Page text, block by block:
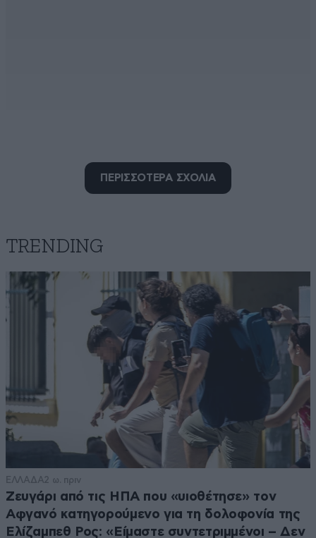
Όχι κι έτσι 06·05·2022 20:18
Τσιγγάνοι είναι. Να λέτε αλήθεια
Αστεία πράγματα 06·05·2022 18:51
Σιγά μην έλαβε τέλος η δράση τους. Ένα αναγκαστικό
διάλειμμα έκαναν.
Οπαδοί της Ρόμα 06·05·2022 17:37
Άνοιξε θεία. Από τη ΔΕΗ είμαστε.
Απαντήστε
ΠΕΡΙΣΣΟΤΕΡΑ ΣΧΟΛΙΑ
TRENDING
ΕΛΛΑΔΑ2 ω. πριν
Ζευγάρι από τις ΗΠΑ που «υιοθέτησε» τον
Αφγανό κατηγορούμενο για τη δολοφονία της
Ελίζαμπεθ Ρος: «Είμαστε συντετριμμένοι – Δεν